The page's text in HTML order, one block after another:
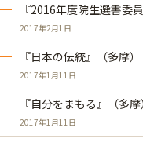
『2016年度院生選書委
2017年2月1日
『日本の伝統』（多摩）
2017年1月11日
『自分をまもる』（多摩）
2017年1月11日